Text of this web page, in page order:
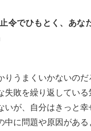
止令でひもとく、あ
りうまくいかないのだ
失敗を繰り返している
いが、自分はきっと幸
中に問題や原因があ